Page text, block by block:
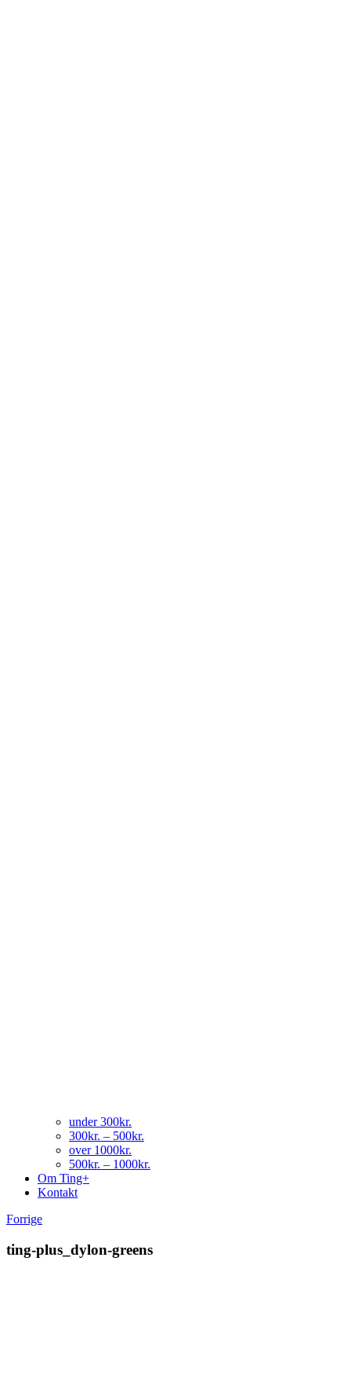
under 300kr.
300kr. – 500kr.
over 1000kr.
500kr. – 1000kr.
Om Ting+
Kontakt
Forrige
ting-plus_dylon-greens